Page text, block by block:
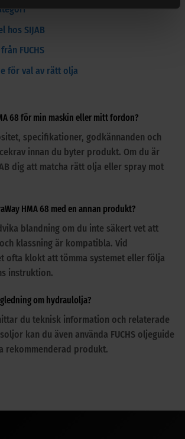
hos SIJAB
FUCHS
för val av rätt olja
68 för min maskin eller mitt fordon?
specifikationer, godkännanden och
innan du byter produkt. Om du är
dig att matcha rätt olja eller spray mot
HMA 68 med en annan produkt?
blandning om du inte säkert vet att
klassning är kompatibla. Vid
ofta klokt att tömma systemet eller följa
instruktion.
om hydraulolja?
du teknisk information och relaterade
kan du även använda FUCHS oljeguide
rekommenderad produkt.